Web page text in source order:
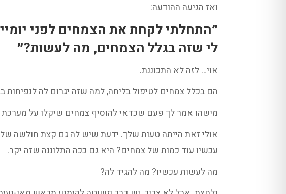
ואז הגיעה ההודעה:
״התחלתי לקחת את הצמחים לפני
לי שזה בגלל הצמחים, מה לעשות?״
אוי… לזה לא התכוננת.
הם בכלל צמחים לטיפול בליחה, למה שזה יגרום לה לנפיחות
מישהו אמר לך פעם שכדאי להוסיף צמחים שיקלו על
עכשיו עוד כמות של צמחים? היא גם ככה התלוננה שזה יקר.
מה לעשות עכשיו? מה להגיד לה?